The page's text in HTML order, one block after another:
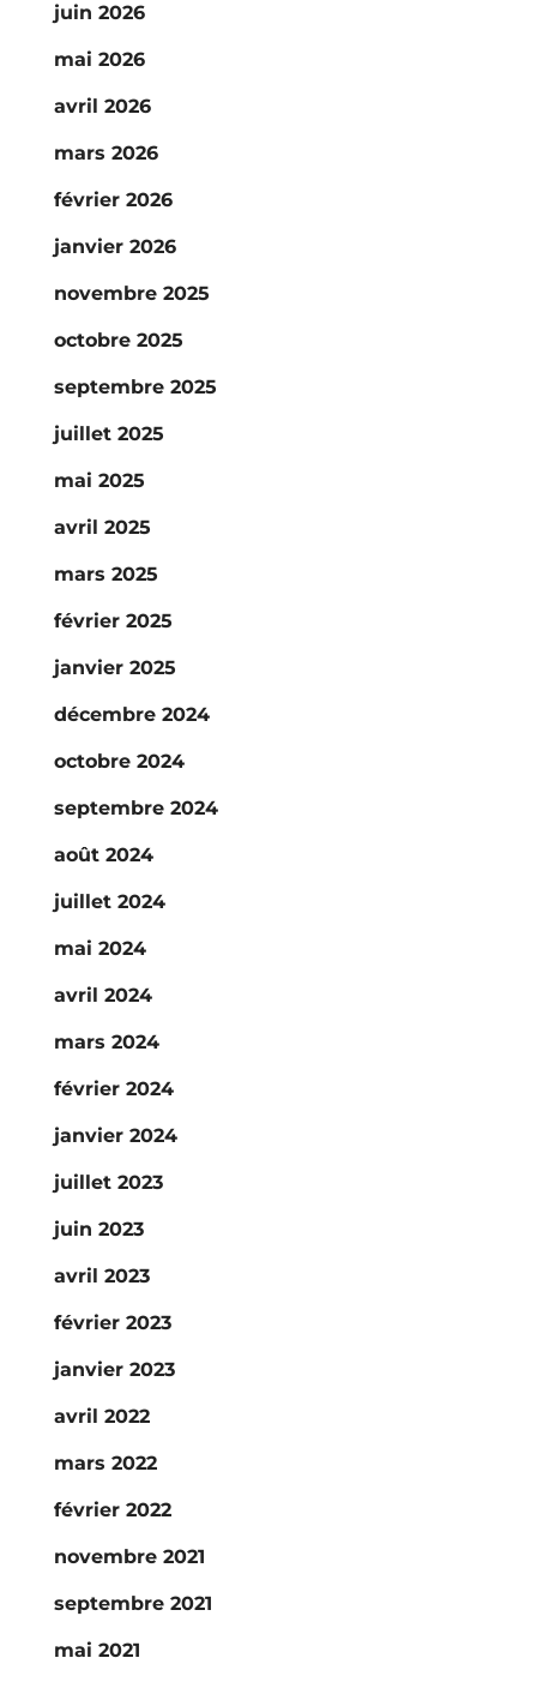
juin 2026
mai 2026
avril 2026
mars 2026
février 2026
janvier 2026
novembre 2025
octobre 2025
septembre 2025
juillet 2025
mai 2025
avril 2025
mars 2025
février 2025
janvier 2025
décembre 2024
octobre 2024
septembre 2024
août 2024
juillet 2024
mai 2024
avril 2024
mars 2024
février 2024
janvier 2024
juillet 2023
juin 2023
avril 2023
février 2023
janvier 2023
avril 2022
mars 2022
février 2022
novembre 2021
septembre 2021
mai 2021